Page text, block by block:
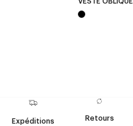
Expéditions
Retours